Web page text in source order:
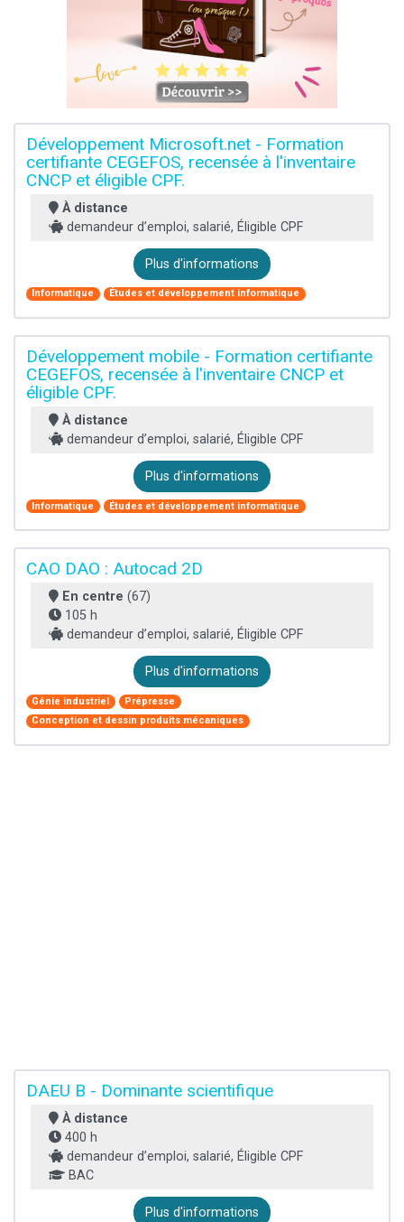
Développement Microsoft.net - Formation
certifiante CEGEFOS, recensée à l'inventaire
CNCP et éligible CPF.
À distance
demandeur d’emploi, salarié, Éligible CPF
Plus d'informations
Informatique Études et développement informatique
Développement mobile - Formation certifiante
CEGEFOS, recensée à l'inventaire CNCP et
éligible CPF.
À distance
demandeur d’emploi, salarié, Éligible CPF
Plus d'informations
Informatique Études et développement informatique
CAO DAO : Autocad 2D
En centre (67)
105 h
demandeur d’emploi, salarié, Éligible CPF
Plus d'informations
Génie industriel
Prépresse
Conception et dessin produits mécaniques
DAEU B - Dominante scientifique
À distance
400 h
demandeur d’emploi, salarié, Éligible CPF
BAC
Plus d'informations